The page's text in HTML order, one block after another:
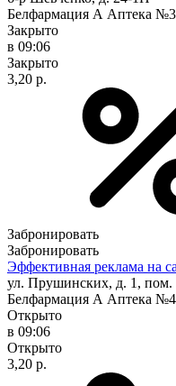
Белфармация А Аптека
Закрыто
в 09:06
Закрыто
3,20 р.
Забронировать
Забронировать
Эффективная реклама на
ул. Прушинских, д. 1, пом.
Белфармация А Аптека №4
Открыто
в 09:06
Открыто
3,20 р.